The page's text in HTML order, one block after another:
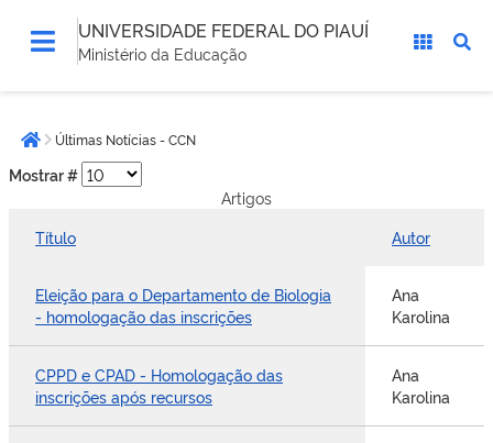
UNIVERSIDADE FEDERAL DO PIAUÍ
Ministério da Educação
estáPágina inicial
Últimas Notícias - CCN
Mostrar #
Artigos
Título
Autor
Eleição para o Departamento de Biologia
- homologação das inscrições
Ana
Karolina
CPPD e CPAD - Homologação das
inscrições após recursos
Ana
Karolina